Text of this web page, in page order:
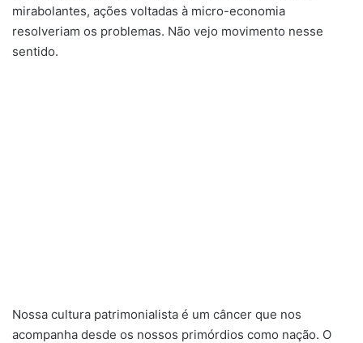
mirabolantes, ações voltadas à micro-economia
resolveriam os problemas. Não vejo movimento nesse
sentido.
Nossa cultura patrimonialista é um câncer que nos
acompanha desde os nossos primórdios como nação. O